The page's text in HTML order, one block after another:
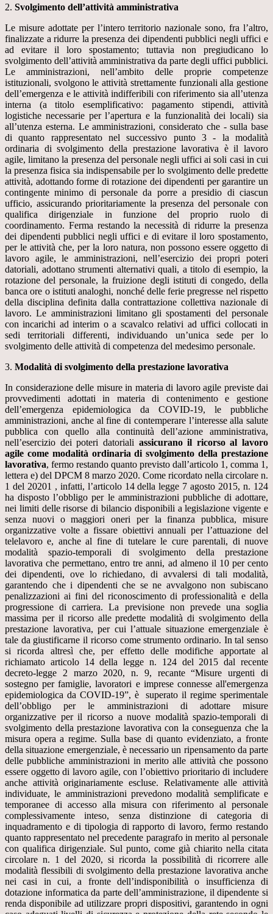
2. Svolgimento dell’attività amministrativa
Le misure adottate per l’intero territorio nazionale sono, fra l’altro,
finalizzate a ridurre la presenza dei dipendenti pubblici negli uffici e
ad evitare il loro spostamento; tuttavia non pregiudicano lo
svolgimento dell’attività amministrativa da parte degli uffici pubblici.
Le amministrazioni, nell’ambito delle proprie competenze
istituzionali, svolgono le attività strettamente funzionali alla gestione
dell’emergenza e le attività indifferibili con riferimento sia all’utenza
interna (a titolo esemplificativo: pagamento stipendi, attività
logistiche necessarie per l’apertura e la funzionalità dei locali) sia
all’utenza esterna. Le amministrazioni, considerato che - sulla base
di quanto rappresentato nel successivo punto 3 - la modalità
ordinaria di svolgimento della prestazione lavorativa è il lavoro
agile, limitano la presenza del personale negli uffici ai soli casi in cui
la presenza fisica sia indispensabile per lo svolgimento delle predette
attività, adottando forme di rotazione dei dipendenti per garantire un
contingente minimo di personale da porre a presidio di ciascun
ufficio, assicurando prioritariamente la presenza del personale con
qualifica dirigenziale in funzione del proprio ruolo di
coordinamento. Ferma restando la necessità di ridurre la presenza
dei dipendenti pubblici negli uffici e di evitare il loro spostamento,
per le attività che, per la loro natura, non possono essere oggetto di
lavoro agile, le amministrazioni, nell’esercizio dei propri poteri
datoriali, adottano strumenti alternativi quali, a titolo di esempio, la
rotazione del personale, la fruizione degli istituti di congedo, della
banca ore o istituti analoghi, nonché delle ferie pregresse nel rispetto
della disciplina definita dalla contrattazione collettiva nazionale di
lavoro. Le amministrazioni limitano gli spostamenti del personale
con incarichi ad interim o a scavalco relativi ad uffici collocati in
sedi territoriali differenti, individuando un’unica sede per lo
svolgimento delle attività di competenza del medesimo personale.
3. Modalità di svolgimento della prestazione lavorativa
In considerazione delle misure in materia di lavoro agile previste dai
provvedimenti adottati in materia di contenimento e gestione
dell’emergenza epidemiologica da COVID-19, le pubbliche
amministrazioni, anche al fine di contemperare l’interesse alla salute
pubblica con quello alla continuità dell’azione amministrativa,
nell’esercizio dei poteri datoriali assicurano il ricorso al lavoro
agile come modalità ordinaria di svolgimento della prestazione
lavorativa, fermo restando quanto previsto dall’articolo 1, comma 1,
lettera e) del DPCM 8 marzo 2020. Come ricordato nella circolare n.
1 del 20201 , infatti, l’articolo 14 della legge 7 agosto 2015, n. 124
ha disposto l’obbligo per le amministrazioni pubbliche di adottare,
nei limiti delle risorse di bilancio disponibili a legislazione vigente e
senza nuovi o maggiori oneri per la finanza pubblica, misure
organizzative volte a fissare obiettivi annuali per l’attuazione del
telelavoro e, anche al fine di tutelare le cure parentali, di nuove
modalità spazio-temporali di svolgimento della prestazione
lavorativa che permettano, entro tre anni, ad almeno il 10 per cento
dei dipendenti, ove lo richiedano, di avvalersi di tali modalità,
garantendo che i dipendenti che se ne avvalgono non subiscano
penalizzazioni ai fini del riconoscimento di professionalità e della
progressione di carriera. La previsione non prevede una soglia
massima per il ricorso alle predette modalità di svolgimento della
prestazione lavorativa, per cui l’attuale situazione emergenziale è
tale da giustificarne il ricorso come strumento ordinario. In tal senso
si ricorda altresì che, per effetto delle modifiche apportate al
richiamato articolo 14 della legge n. 124 del 2015 dal recente
decreto-legge 2 marzo 2020, n. 9, recante “Misure urgenti di
sostegno per famiglie, lavoratori e imprese connesse all'emergenza
epidemiologica da COVID-19”, è superato il regime sperimentale
dell’obbligo per le amministrazioni di adottare misure
organizzative per il ricorso a nuove modalità spazio-temporali di
svolgimento della prestazione lavorativa con la conseguenza che la
misura opera a regime. Sulla base di quanto evidenziato, a fronte
della situazione emergenziale, è necessario un ripensamento da parte
delle pubbliche amministrazioni in merito alle attività che possono
essere oggetto di lavoro agile, con l’obiettivo prioritario di includere
anche attività originariamente escluse. Relativamente alle attività
individuate, le amministrazioni prevedono modalità semplificate e
temporanee di accesso alla misura con riferimento al personale
complessivamente inteso, senza distinzione di categoria di
inquadramento e di tipologia di rapporto di lavoro, fermo restando
quanto rappresentato nel precedente paragrafo in merito al personale
con qualifica dirigenziale. Sul punto, come già chiarito nella citata
circolare n. 1 del 2020, si ricorda la possibilità di ricorrere alle
modalità flessibili di svolgimento della prestazione lavorativa anche
nei casi in cui, a fronte dell’indisponibilità o insufficienza di
dotazione informatica da parte dell’amministrazione, il dipendente si
renda disponibile ad utilizzare propri dispositivi, garantendo in ogni